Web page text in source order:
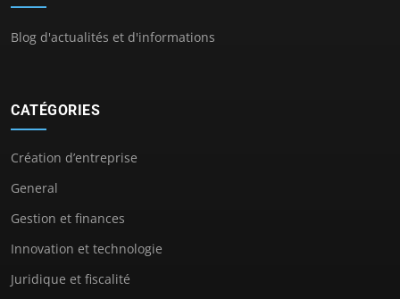
Blog d'actualités et d'informations
CATÉGORIES
Création d’entreprise
General
Gestion et finances
Innovation et technologie
Juridique et fiscalité